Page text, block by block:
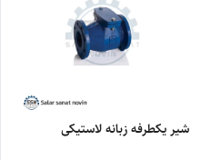
شیر یکطرفه زبانه لاستیکی